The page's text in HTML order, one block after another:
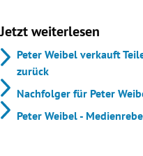
Jetzt weiterlesen
Peter Weibel verkauft
zurück
Nachfolger für Peter
Peter Weibel -